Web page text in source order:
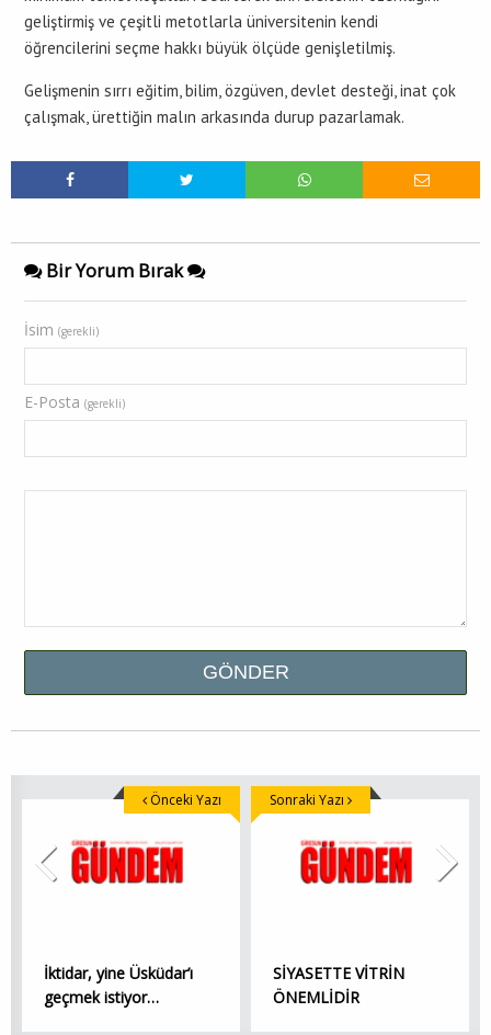
geliştirmiş ve çeşitli metotlarla üniversitenin kendi
öğrencilerini seçme hakkı büyük ölçüde genişletilmiş.
Gelişmenin sırrı eğitim, bilim, özgüven, devlet desteği, inat çok
çalışmak, ürettiğin malın arkasında durup pazarlamak.
Bir Yorum Bırak
İsim (gerekli)
E-Posta (gerekli)
İktidar, yine Üsküdar’ı
geçmek istiyor…
Önceki Yazı
SİYASETTE VİTRİN
ÖNEMLİDİR
Sonraki Yazı